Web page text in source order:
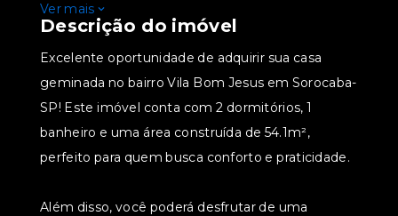
Ver mais
Descrição do imóvel
Excelente oportunidade de adquirir sua casa
geminada no bairro Vila Bom Jesus em Sorocaba-
SP! Este imóvel conta com 2 dormitórios, 1
banheiro e uma área construída de 54.1m²,
perfeito para quem busca conforto e praticidade.
Além disso, você poderá desfrutar de uma